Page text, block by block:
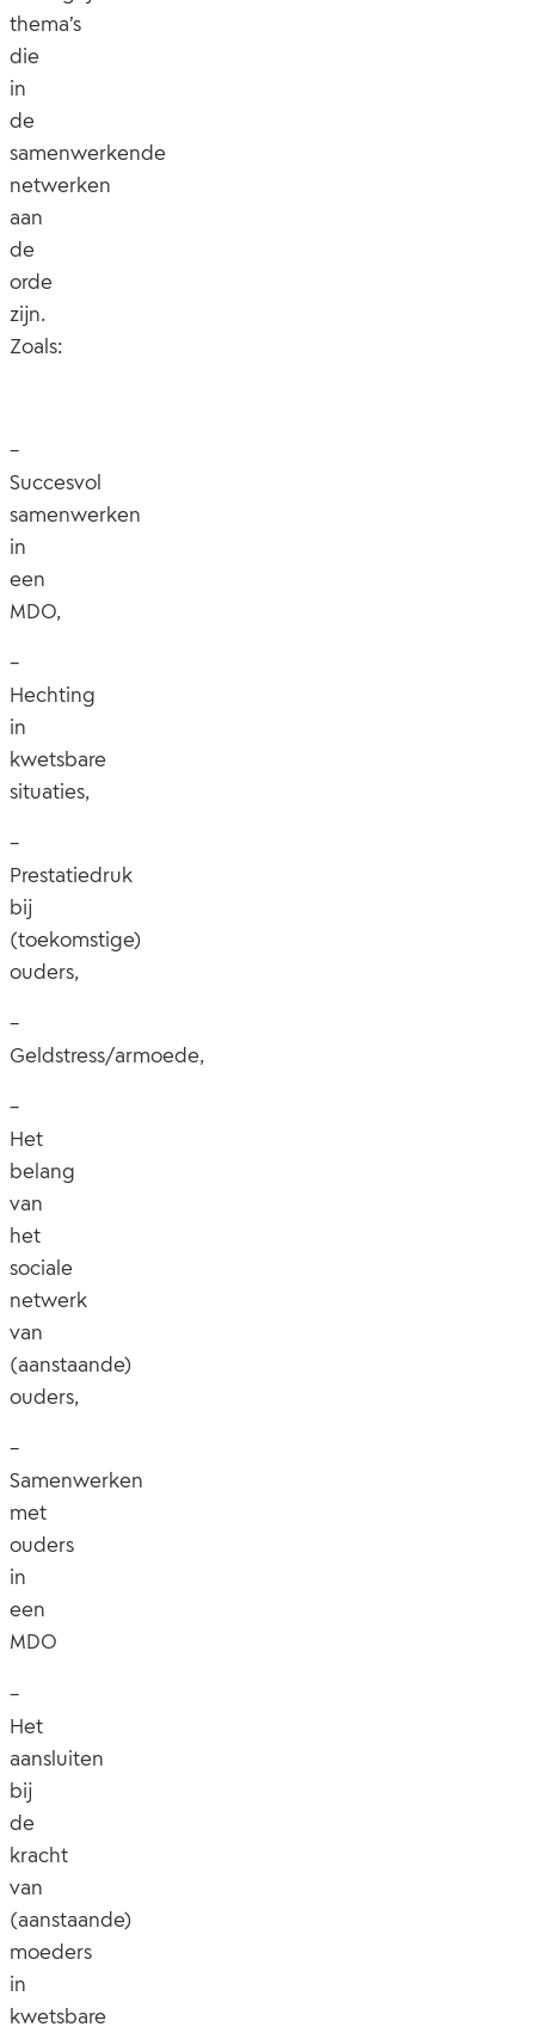
thema’s
die
in
de
samenwerkende
netwerken
aan
de
orde
zijn.
Zoals:
–
Succesvol
samenwerken
in
een
MDO,
–
Hechting
in
kwetsbare
situaties,
–
Prestatiedruk
bij
(toekomstige)
ouders,
–
Geldstress/armoede,
–
Het
belang
van
het
sociale
netwerk
van
(aanstaande)
ouders,
–
Samenwerken
met
ouders
in
een
MDO
–
Het
aansluiten
bij
de
kracht
van
(aanstaande)
moeders
in
kwetsbare